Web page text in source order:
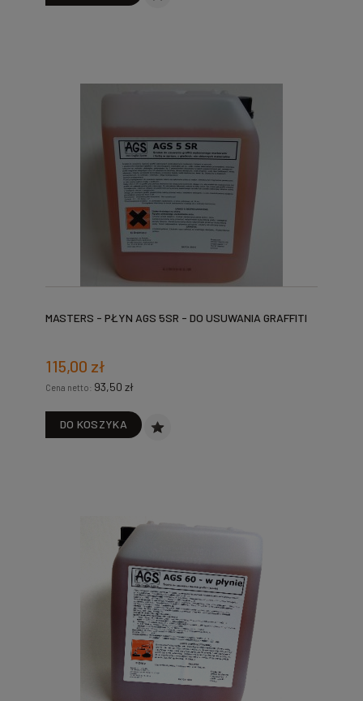
MASTERS - PŁYN AGS 5SR - DO USUWANIA GRAFFITI
115,00 zł
Cena netto: 93,50 zł
DO KOSZYKA